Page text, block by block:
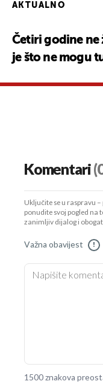
AKTUALNO
Četiri godine ne
je što ne mogu
Komentari
Uključite se u raspravu
ponudite svoj pogled na
zanimljiv dijalog i
Važna obavijest !
1500 znakova